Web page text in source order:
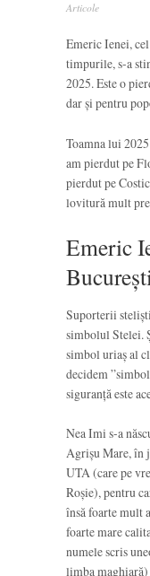
Articole
Emeric Ienei,
timpurile, s-a
2025. Este o
dar și pentru
Toamna lui
am pierdut pe
pierdut pe
lovitură mult
Emeric
Suporterii
simbolul Stelei.
simbol uriaș al
decidem
siguranță este
Nea Imi s-a
Agrișu Mare, în
UTA (care pe
Roșie), pentru
însă foarte mult
foarte mare
numele scris
limba